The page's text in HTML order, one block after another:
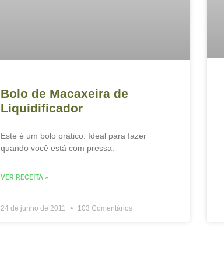
Bolo de Macaxeira de
Liquidificador
Este é um bolo prático. Ideal para fazer
quando você está com pressa.
VER RECEITA »
24 de junho de 2011 103 Comentários